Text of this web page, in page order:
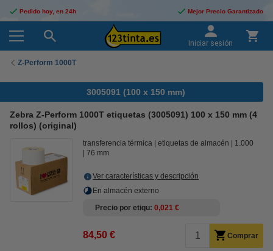
Pedido hoy, en 24h Mejor Precio Garantizado
Iniciar sesión
Z-Perform 1000T
3005091 (100 x 150 mm)
Zebra Z-Perform 1000T etiquetas (3005091) 100 x 150 mm (4
rollos) (original)
transferencia térmica etiquetas de almacén
1.000
76 mm
Ver características y descripción
En almacén externo
Precio por etiqu 0,021 €
84,50 € Comprar